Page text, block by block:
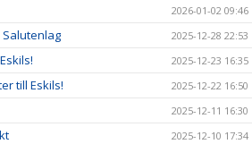
2026-01-02 09:46
2025-12-28 22:53
2025-12-23 16:35
till Eskils! 2025-12-22 16:50
2025-12-11 16:30
2025-12-10 17:34